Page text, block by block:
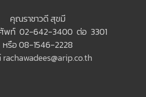
คุณราชาวดี สุขมี
ศัพท์ 02-642-3400 ต่อ 3301
หรือ 08-1546-2228
rachawadees@arip.co.th